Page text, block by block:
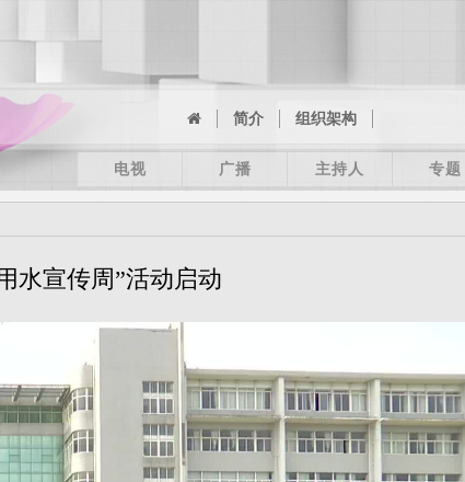
简介 组织架构
电视 广播 主持人 专题
水宣传周”活动启动